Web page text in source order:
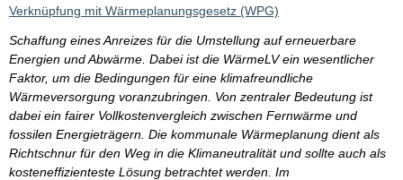
Verknüpfung mit Wärmeplanungsgesetz (WPG)
Schaffung eines Anreizes für die Umstellung auf erneuerbare
Energien und Abwärme. Dabei ist die WärmeLV ein wesentlicher
Faktor, um die Bedingungen für eine klimafreundliche
Wärmeversorgung voranzubringen. Von zentraler Bedeutung ist
dabei ein fairer Vollkostenvergleich zwischen Fernwärme und
fossilen Energieträgern. Die kommunale Wärmeplanung dient als
Richtschnur für den Weg in die Klimaneutralität und sollte auch als
kosteneffizienteste Lösung betrachtet werden. Im